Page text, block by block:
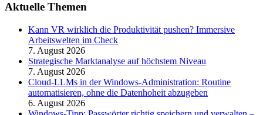
Aktuelle Themen
Kann VR wirklich die Produktivität pushen? Immersive
Arbeitswelten im Check
7. August 2026
Strategische Marktanalyse auf höchstem Niveau
7. August 2026
Cloud-LLMs in der Windows-Administration: Routine
automatisieren, ohne die Datenhoheit abzugeben
6. August 2026